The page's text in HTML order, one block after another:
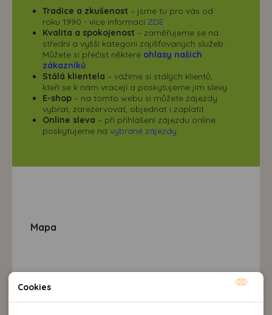
Tradice a zkušenost – jsme tu pro vás od
roku 1990 - více informací ZDE
Kvalita a spokojenost – zaměřujeme se na
střední a vyšší kategorii zajišťovaných služeb.
Můžete si přečíst některé ohlasy našich
zákazníků.
Stálá klientela – vážíme si stálých klientů,
kteří se k nám vracejí a poskytujeme jim slevy
E-shop – na tomto webu si můžete zájezdy
vybrat, zarezervovat, objednat i zaplatit
Online sleva – při přihlášení zájezdu online
poskytujeme na vybrané zájezdy
Mapa
Cookies